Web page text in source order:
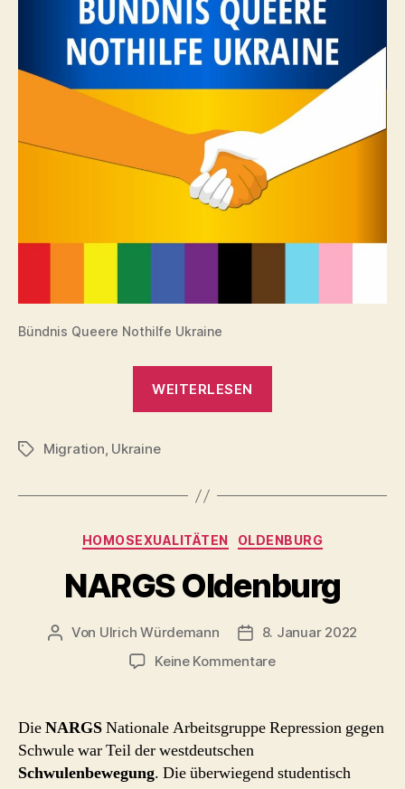
Bündnis Queere Nothilfe Ukraine
WEITERLESEN
Schlagwörter
Migration, Ukraine
Kategorien
HOMOSEXUALITÄTEN OLDENBURG
NARGS Oldenburg
Beitragsautor
Von Ulrich Würdemann Beitragsdatum
8. Januar 2022
Keine Kommentarezu
DieNARGSNationale Arbeitsgruppe Repression gegen
Schwule war Teil der westdeutschen
Schwulenbewegung. Die überwiegend studentisch